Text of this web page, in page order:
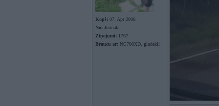
Kopš: 07. Apr 2006
No: Jūrmala
Ziņojumi: 1767
Braucu ar: NC700XD, gludekli